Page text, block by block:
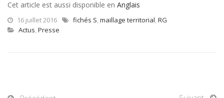
Cet article est aussi disponible en Anglais
16 juillet 2016 fichés S, maillage territorial, RG
Actus, Presse